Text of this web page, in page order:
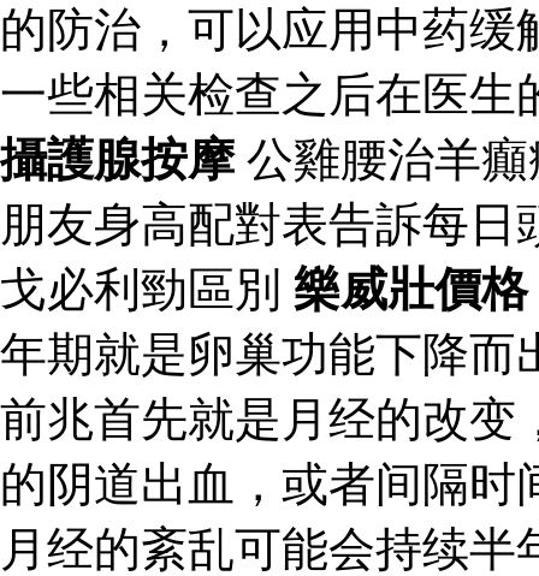
的防治，可以应用中药
一些相关检查之后在医生
攝護腺按摩公雞腰治羊癲
朋友身高配對表告訴每日
戈必利勁區別 樂威壯價格
年期就是卵巢功能下降而
前兆首先就是月经的改变
的阴道出血，或者间隔
月经的紊乱可能会持续